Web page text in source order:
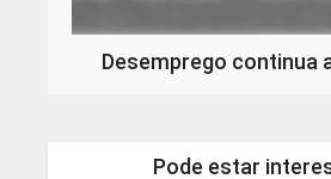
Desemprego continua
Pode estar